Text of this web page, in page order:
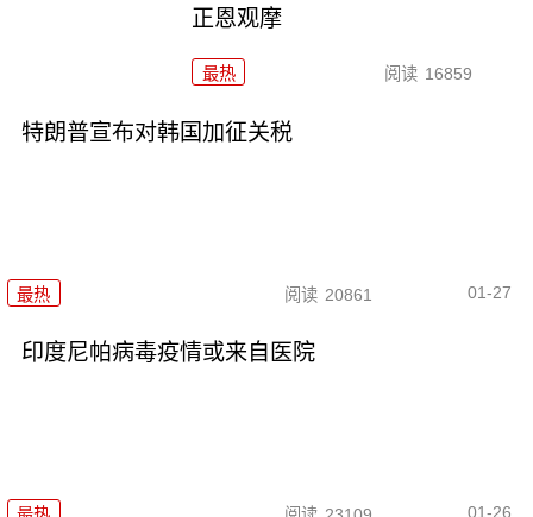
正恩观摩
最热 阅读 16859
特朗普宣布对韩国加征关税
最热 阅读 20861 01-27
印度尼帕病毒疫情或来自医院
01-26